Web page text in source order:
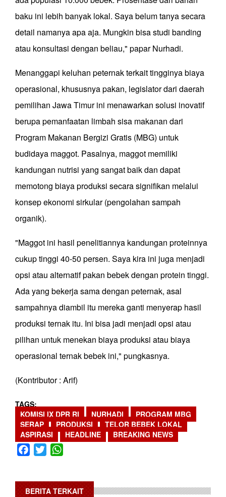
baku ini lebih banyak lokal. Saya belum tanya secara
detail namanya apa aja. Mungkin bisa studi banding
atau konsultasi dengan beliau," papar Nurhadi.
Menanggapi keluhan peternak terkait tingginya biaya
operasional, khususnya pakan, legislator dari daerah
pemilihan Jawa Timur ini menawarkan solusi inovatif
berupa pemanfaatan limbah sisa makanan dari
Program Makanan Bergizi Gratis (MBG) untuk
budidaya maggot. Pasalnya, maggot memiliki
kandungan nutrisi yang sangat baik dan dapat
memotong biaya produksi secara signifikan melalui
konsep ekonomi sirkular (pengolahan sampah
organik).
"Maggot ini hasil penelitiannya kandungan proteinnya
cukup tinggi 40-50 persen. Saya kira ini juga menjadi
opsi atau alternatif pakan bebek dengan protein tinggi.
Ada yang bekerja sama dengan peternak, asal
sampahnya diambil itu mereka ganti menyerap hasil
produksi ternak itu. Ini bisa jadi menjadi opsi atau
pilihan untuk menekan biaya produksi atau biaya
operasional ternak bebek ini," pungkasnya.
(Kontributor : Arif)
TAGS
KOMISI IX DPR RI
NURHADI
PROGRAM MBG
SERAP
PRODUKSI
TELOR BEBEK LOKAL
ASPIRASI
HEADLINE BREAKING NEWS
Facebook
Twitter
BERITA TERKAIT